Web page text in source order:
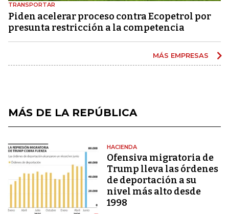
TRANSPORTAR
Piden acelerar proceso contra Ecopetrol por
presunta restricción a la competencia
MÁS EMPRESAS
MÁS DE LA REPÚBLICA
HACIENDA
Ofensiva migratoria de
Trump lleva las órdenes
de deportación a su
nivel más alto desde
1998